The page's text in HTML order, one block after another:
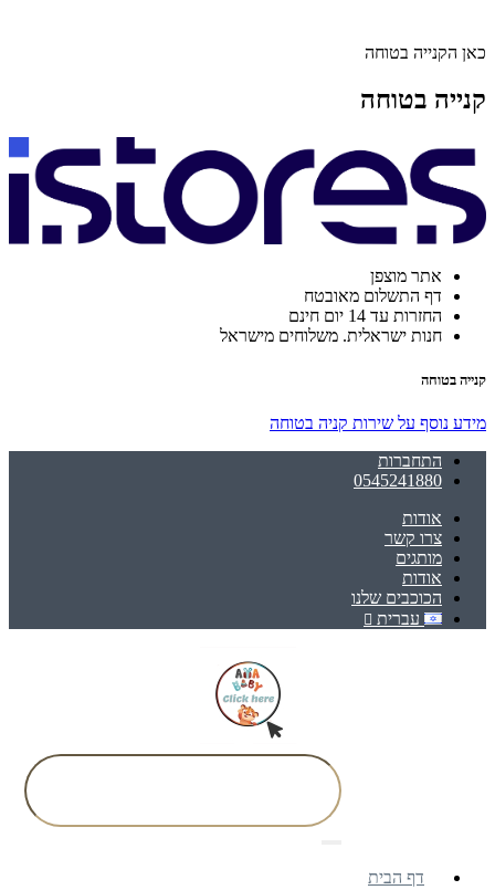
כאן הקנייה בטוחה
קנייה בטוחה
אתר מוצפן
דף התשלום מאובטח
החזרות עד 14 יום חינם
חנות ישראלית. משלוחים מישראל
קנייה בטוחה
מידע נוסף על שירות קניה בטוחה
התחברות
0545241880
אודות
צרו קשר
מותגים
אודות
הכוכבים שלנו
עברית
דף הבית